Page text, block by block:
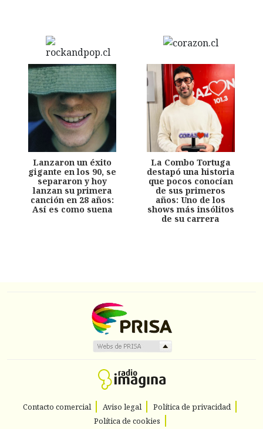
Lanzaron un éxito
gigante en los 90, se
separaron y hoy
lanzan su primera
canción en 28 años:
Así es como suena
La Combo Tortuga
destapó una historia
que pocos conocían
de sus primeros
años: Uno de los
shows más insólitos
de su carrera
Contacto comercial Aviso legal
Política de privacidad
Política de cookies